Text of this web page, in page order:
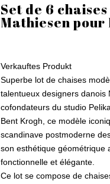
Set de 6
Mathiesen pour
war:
CHF 660
ist:
CHF 420.
Verkauftes Produkt
Superbe lot de chaises
talentueux designers danois
cofondateurs du studio
Bent Krogh, ce modèle
scandinave postmoderne
son esthétique géométrique
fonctionnelle et élégante.
Ce lot se compose de